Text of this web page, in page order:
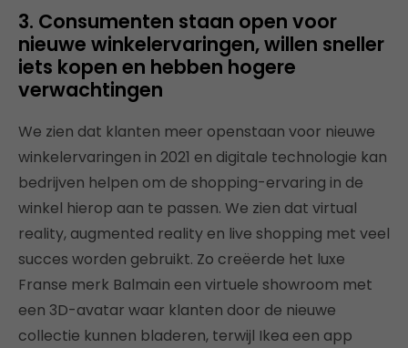
3. Consumenten staan open voor
nieuwe winkelervaringen, willen sneller
iets kopen en hebben hogere
verwachtingen
We zien dat klanten meer openstaan voor nieuwe
winkelervaringen in 2021 en digitale technologie kan
bedrijven helpen om de shopping-ervaring in de
winkel hierop aan te passen. We zien dat virtual
reality, augmented reality en live shopping met veel
succes worden gebruikt. Zo creëerde het luxe
Franse merk Balmain een virtuele showroom met
een 3D-avatar waar klanten door de nieuwe
collectie kunnen bladeren, terwijl Ikea een app